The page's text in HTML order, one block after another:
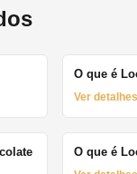
O que é
Ver
O que é